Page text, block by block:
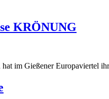
KRÖNUNG
im Gießener Europaviertel